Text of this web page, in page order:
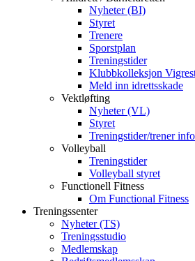
Nyheter (BI)
Styret
Trenere
Sporstplan
Treningstider
Klubbkolleksjon
Meld inn idrettsskade
Vektløfting
Nyheter (VL)
Styret
Treningstider/trener info
Volleyball
Treningstider
Volleyball styret
Functionell Fitness
Om Functional Fitness
Treningssenter
Nyheter (TS)
Treningsstudio
Medlemskap